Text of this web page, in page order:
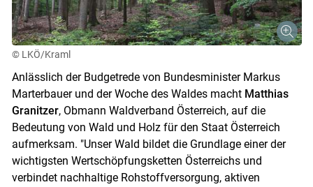
© LKÖ/Kraml
Anlässlich der Budgetrede von Bundesminister Markus
Marterbauer und der Woche des Waldes macht Matthias
Granitzer, Obmann Waldverband Österreich, auf die
Bedeutung von Wald und Holz für den Staat Österreich
aufmerksam. "Unser Wald bildet die Grundlage einer der
wichtigsten Wertschöpfungsketten Österreichs und
verbindet nachhaltige Rohstoffversorgung, aktiven